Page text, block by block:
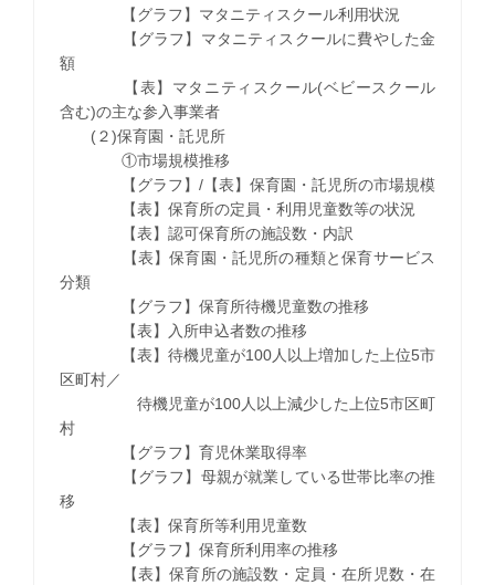
【グラフ】マタニティスクール利用状況
【グラフ】マタニティスクールに費やした金
額
【表】マタニティスクール(ベビースクール
含む)の主な参入事業者
(２)保育園・託児所
①市場規模推移
【グラフ】/【表】保育園・託児所の市場規模
【表】保育所の定員・利用児童数等の状況
【表】認可保育所の施設数・内訳
【表】保育園・託児所の種類と保育サービス
分類
【グラフ】保育所待機児童数の推移
【表】入所申込者数の推移
【表】待機児童が100人以上増加した上位5市
区町村／
待機児童が100人以上減少した上位5市区町
村
【グラフ】育児休業取得率
【グラフ】母親が就業している世帯比率の推
移
【表】保育所等利用児童数
【グラフ】保育所利用率の推移
【表】保育所の施設数・定員・在所児数・在